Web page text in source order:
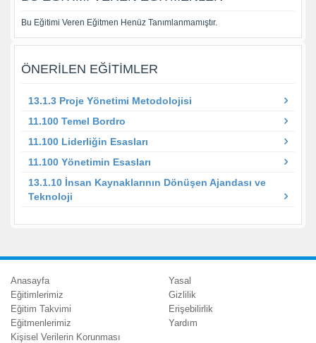
Bu Eğitimi Veren Eğitmen Henüz Tanımlanmamıştır.
ÖNERILEN EĞITIMLER
13.1.3 Proje Yönetimi Metodolojisi
11.100 Temel Bordro
11.100 Liderliğin Esasları
11.100 Yönetimin Esasları
13.1.10 İnsan Kaynaklarının Dönüşen Ajandası ve
Teknoloji
Anasayfa
Eğitimlerimiz
Eğitim Takvimi
Eğitmenlerimiz
Kişisel Verilerin Korunması
Yasal
Gizlilik
Erişebilirlik
Yardım